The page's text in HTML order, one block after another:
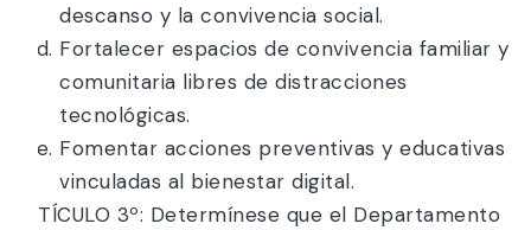
descanso y la convivencia social.
Fortalecer espacios de convivencia familiar y
comunitaria libres de distracciones
tecnológicas.
Fomentar acciones preventivas y educativas
vinculadas al bienestar digital.
ARTÍCULO 3º: Determínese que el Departamento